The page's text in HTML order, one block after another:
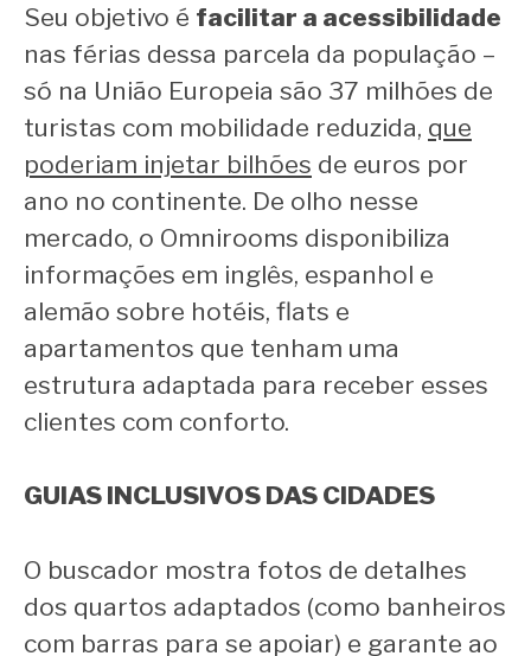
Seu objetivo é facilitar a acessibilidade
nas férias dessa parcela da população –
só na União Europeia são 37 milhões de
turistas com mobilidade reduzida, que
poderiam injetar bilhões de euros por
ano no continente. De olho nesse
mercado, o Omnirooms disponibiliza
informações em inglês, espanhol e
alemão sobre hotéis, flats e
apartamentos que tenham uma
estrutura adaptada para receber esses
clientes com conforto.
GUIAS INCLUSIVOS DAS CIDADES
O buscador mostra fotos de detalhes
dos quartos adaptados (como banheiros
com barras para se apoiar) e garante ao